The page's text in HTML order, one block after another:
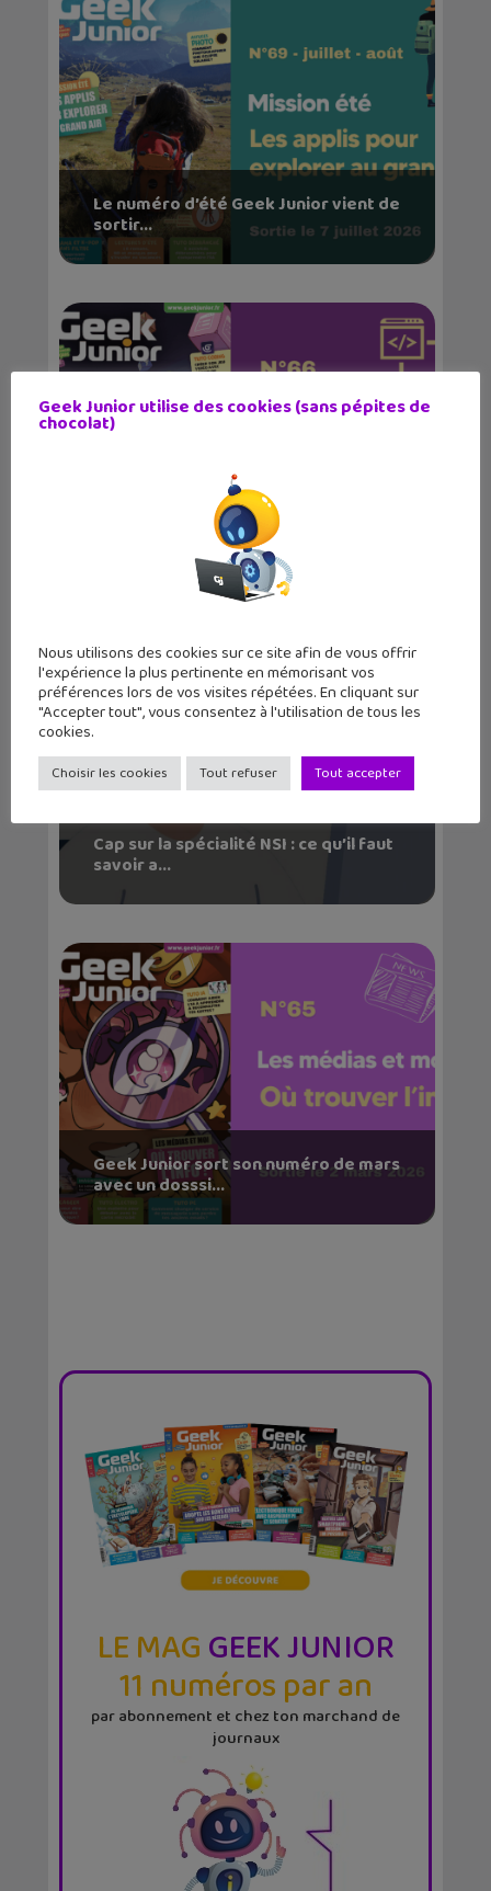
Le numéro d’été Geek Junior vient de
sortir...
Le magazine Geek Junior sort son
Cap sur la spécialité NSI : ce qu’il faut
savoir a...
Geek Junior sort son numéro de mars
avec un dosssi...
LE MAGGEEK JUNIOR
11 numéros par an
par abonnement et chez ton marchand de
journaux
Geek Junior utilise des cookies (sans pépites de
chocolat)
Nous utilisons des cookies sur ce site afin de vous offrir
l'expérience la plus pertinente en mémorisant vos
préférences lors de vos visites répétées. En cliquant sur
"Accepter tout", vous consentez à l'utilisation de tous les
cookies.
Choisir les cookies Tout refuser Tout accepter